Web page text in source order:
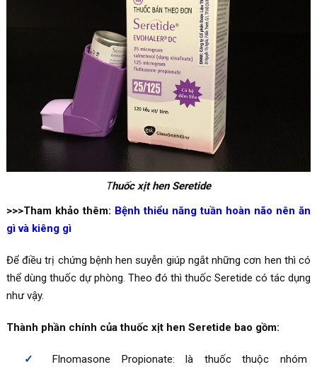
Thuốc xịt hen Seretide
>>>Tham khảo thêm: Bệnh thiểu năng tuần hoàn não nên ăn
gì và kiêng gì
Để điều trị chứng bệnh hen suyễn giúp ngắt những cơn hen thì có
thể dùng thuốc dự phòng. Theo đó thì thuốc Seretide có tác dụng
như vậy.
Thành phần chính của thuốc xịt hen Seretide bao gồm:
Flnomasone Propionate: là thuốc thuộc nhóm